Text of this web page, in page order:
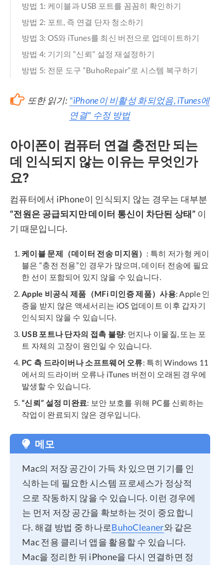
방법 1: 케이블과 USB 포트를 꼼꼼히 확인하기
방법 2: 포트, 즉 연결 단자 청소하기
방법 3: OS와 iTunes를 최신 버전으로 업데이트하기
방법 4: 기기의 “신뢰” 설정 재설정하기
방법 5: 전문 도구 “BuhoRepair”로 시스템 복구하기
또한 읽기: "iPhone이 비활성 화되었음, iTunes에
연결" 수정 방법
아이폰이 컴퓨터 연결 충전만 되는
데 인식되지 않는 이유는 무엇인가
요?
컴퓨터에서 iPhone이 인식되지 않는 경우는 대부분
“전원은 공급되지만 데이터 통신이 차단된 상태” 이
기 때문입니다.
케이블 문제（데이터 전송 미지원） : 특히 저가형 케이
블은 “충전 전용”인 경우가 많으며, 데이터 전송에 필요
한 선이 포함되어 있지 않을 수 있습니다.
Apple 비공식 제품（MFi 미인증 제품）사용: Apple 인
증을 받지 않은 액세서리는 iOS 업데이트 이후 갑자기
인식되지 않을 수 있습니다.
USB 포트나 단자의 접촉 불량: 먼지나 이물질, 또는 포
트 자체의 고장이 원인일 수 있습니다.
PC 측 드라이버나 소프트웨어 오류: 특히 Windows 11
에서의 드라이버 오류나 iTunes 버전이 오래된 경우에
발생할 수 있습니다.
“신뢰” 설정 미완료: 보안 보호를 위해 PC를 신뢰하는
작업이 완료되지 않은 경우입니다.
메모
Mac의 저장 공간이 가득 차 있으면 기기를 인
식하는 데 필요한 시스템 프로세스가 정상적
으로 작동하지 않을 수 있습니다. 이런 경우에
는 먼저 저장 공간을 확보하는 것이 중요합니
다. 해결 방법 중 하나로BuhoCleaner와 같은
Mac 전용 클리너 앱을 활용할 수 있습니다.
Mac을 정리한 뒤 iPhone을 다시 연결하면 정